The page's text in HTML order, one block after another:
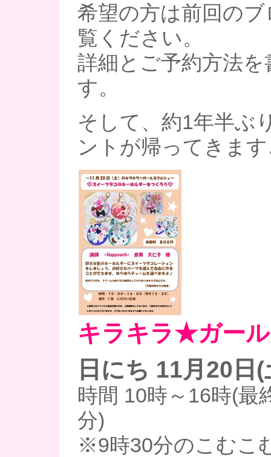
希望の方は前回の
覧ください。
詳細とご予約方法
す。
そして、約1年半ぶ
ントが帰ってきま
キラキラ★ガー
日にち 11月20日(
時間 10時～16時(最
分)
※9時30分のこむこ